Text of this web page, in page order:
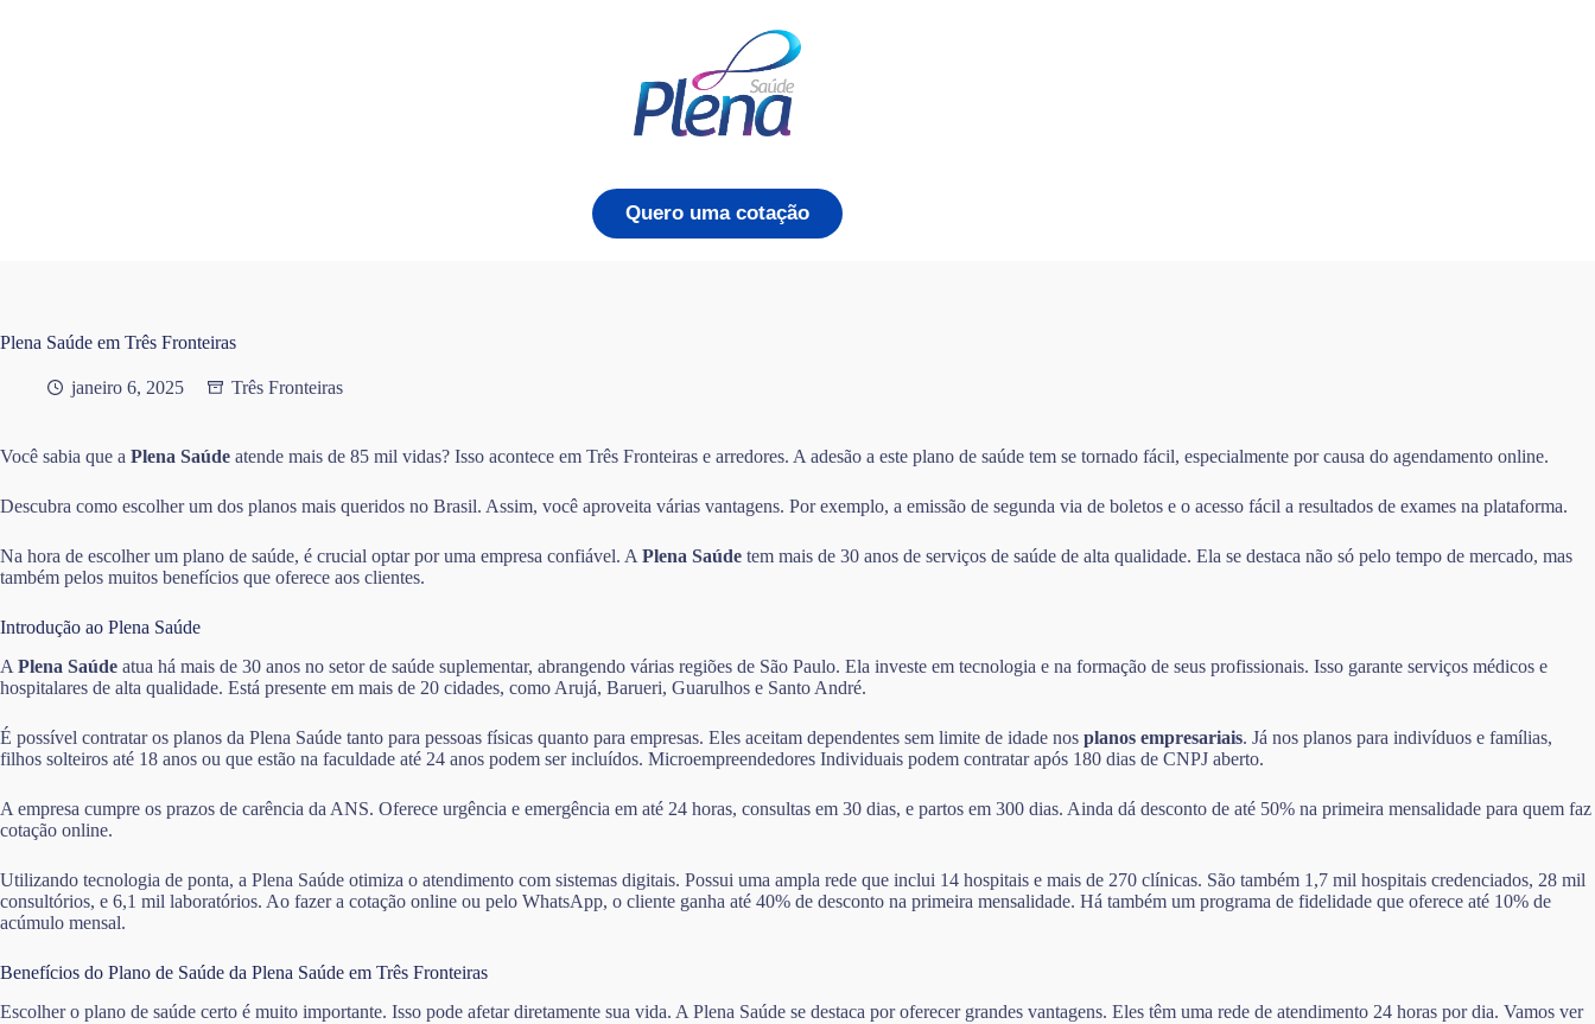
Quero uma cotação
Plena Saúde em Três Fronteiras
janeiro 6, 2025 Três Fronteiras
Você sabia que a Plena Saúde atende mais de 85 mil vidas? Isso acontece em Três Fronteiras e arredores. A adesão a este plano de saúde tem se tornado fácil, especialmente por causa do agendamento online.
Descubra como escolher um dos planos mais queridos no Brasil. Assim, você aproveita várias vantagens. Por exemplo, a emissão de segunda via de boletos e o acesso fácil a resultados de exames na plataforma.
Na hora de escolher um plano de saúde, é crucial optar por uma empresa confiável. A Plena Saúde tem mais de 30 anos de serviços de saúde de alta qualidade. Ela se destaca não só pelo tempo de mercado, mas
também pelos muitos benefícios que oferece aos clientes.
Introdução ao Plena Saúde
A Plena Saúde atua há mais de 30 anos no setor de saúde suplementar, abrangendo várias regiões de São Paulo. Ela investe em tecnologia e na formação de seus profissionais. Isso garante serviços médicos e
hospitalares de alta qualidade. Está presente em mais de 20 cidades, como Arujá, Barueri, Guarulhos e Santo André.
É possível contratar os planos da Plena Saúde tanto para pessoas físicas quanto para empresas. Eles aceitam dependentes sem limite de idade nos planos empresariais. Já nos planos para indivíduos e famílias,
filhos solteiros até 18 anos ou que estão na faculdade até 24 anos podem ser incluídos. Microempreendedores Individuais podem contratar após 180 dias de CNPJ aberto.
A empresa cumpre os prazos de carência da ANS. Oferece urgência e emergência em até 24 horas, consultas em 30 dias, e partos em 300 dias. Ainda dá desconto de até 50% na primeira mensalidade para quem faz
cotação online.
Utilizando tecnologia de ponta, a Plena Saúde otimiza o atendimento com sistemas digitais. Possui uma ampla rede que inclui 14 hospitais e mais de 270 clínicas. São também 1,7 mil hospitais credenciados, 28 mil
consultórios, e 6,1 mil laboratórios. Ao fazer a cotação online ou pelo WhatsApp, o cliente ganha até 40% de desconto na primeira mensalidade. Há também um programa de fidelidade que oferece até 10% de
acúmulo mensal.
Benefícios do Plano de Saúde da Plena Saúde em Três Fronteiras
Escolher o plano de saúde certo é muito importante. Isso pode afetar diretamente sua vida. A Plena Saúde se destaca por oferecer grandes vantagens. Eles têm uma rede de atendimento 24 horas por dia. Vamos ver